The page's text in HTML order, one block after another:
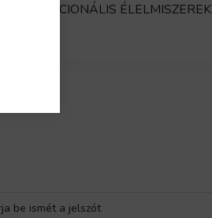
FUNKCIONÁLIS ÉLELMISZEREK
be ismét a jelszót